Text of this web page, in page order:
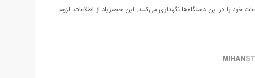
خود را در این دستگاه‌ها نگهداری می‌کنند. این حجم‌زیاد از اطلاعات، لزوم